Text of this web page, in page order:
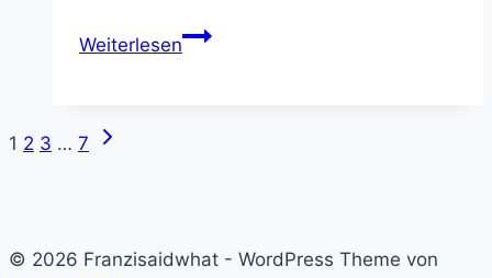
WeiterlesenGefühlsstarke
Seitennavigation
1 2 3 … 7
Nächste
© 2026 Franzisaidwhat - WordPress Theme von